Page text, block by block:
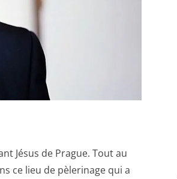
Jésus de Prague. Tout au
ce lieu de pèlerinage qui a